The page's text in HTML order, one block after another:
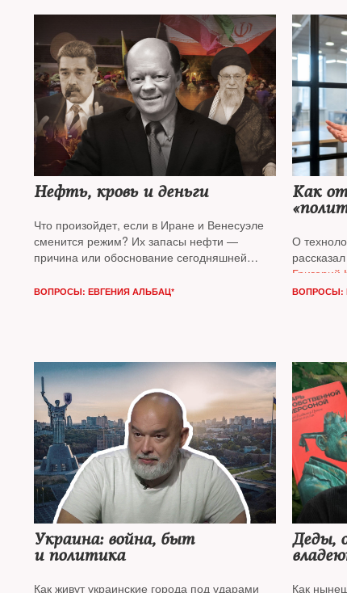
Нефть, кровь и деньги
Что произойдет, если в Иране и Венесуэле
сменится режим? Их запасы нефти —
причина или обоснование сегодняшней
с известным аналитиком газонефтяного
ВОПРОСЫ: ЕВГЕНИЯ АЛЬБАЦ*
Как
О
Григорий
ВОПРОСЫ:
Украина: война, быт
и политика
Как живут украинские города под ударами
Деды,
Как